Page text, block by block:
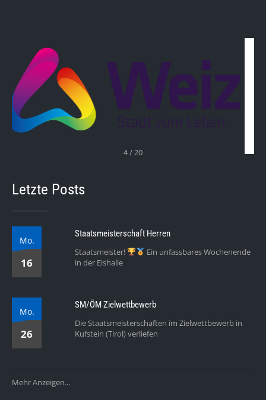
4 / 20
Letzte Posts
Mo.
16
Staatsmeisterschaft Herren
Staatsmeister!
Ein unfassbares Wochenende
in der Eishalle
Mo.
26
SM/ÖM Zielwettbewerb
Die Staatsmeisterschaften im Zielwettbewerb in
Kufstein (Tirol) verliefen
Mehr Anzeigen...